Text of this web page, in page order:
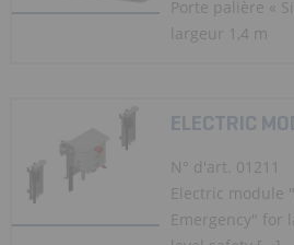
Porte palière «
largeur 1,4 m
ELECTRIC
N° d'art. 01211
Electric module
Emergency" for